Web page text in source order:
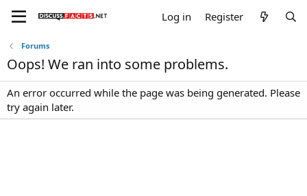
Log in Register
Forums
Oops! We ran into some problems.
An error occurred while the page was being generated. Please
try again later.